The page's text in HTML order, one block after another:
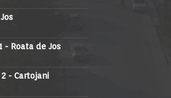
- Roata de Jos
- Cartojani